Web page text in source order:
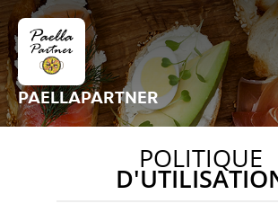
PAELLAPARTNER
POLITIQUE